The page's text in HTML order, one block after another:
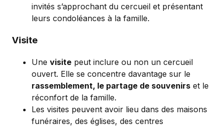
invités s’approchant du cercueil et présentant
leurs condoléances à la famille.
Visite
Une visite peut inclure ou non un cercueil
ouvert. Elle se concentre davantage sur le
rassemblement, le partage de souvenirs et le
réconfort de la famille.
Les visites peuvent avoir lieu dans des maisons
funéraires, des églises, des centres